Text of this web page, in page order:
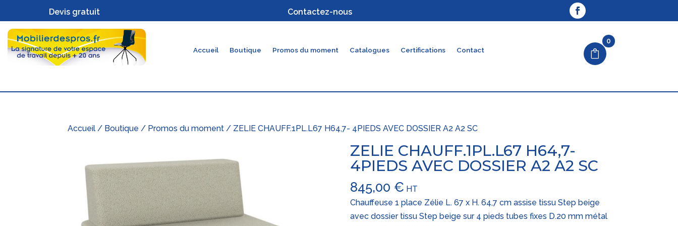
Devis gratuit Contactez-nous
Accueil Boutique Promos du moment Catalogues Certifications Contact
0
Accueil / Boutique / Promos du moment / ZELIE CHAUFF.1PL.L67 H64,7- 4PIEDS AVEC DOSSIER A2 A2 SC
ZELIE CHAUFF.1PL.L67 H64,7-
4PIEDS AVEC DOSSIER A2 A2 SC
845,00 € HT
Chauffeuse 1 place Zélie L. 67 x H. 64,7 cm assise tissu Step beige
avec dossier tissu Step beige sur 4 pieds tubes fixes D.20 mm métal